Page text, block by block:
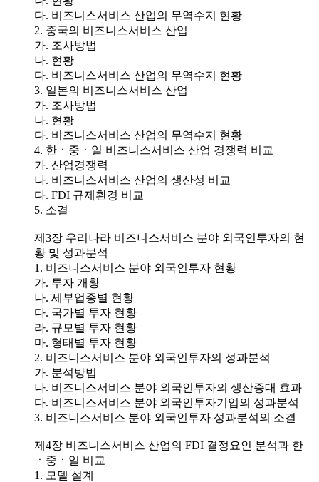
다. 비즈니스서비스 산업의 무역수지 현황
2. 중국의 비즈니스서비스 산업
가. 조사방법
나. 현황
다. 비즈니스서비스 산업의 무역수지 현황
3. 일본의 비즈니스서비스 산업
가. 조사방법
나. 현황
다. 비즈니스서비스 산업의 무역수지 현황
4. 한ㆍ중ㆍ일 비즈니스서비스 산업 경쟁력 비교
가. 산업경쟁력
나. 비즈니스서비스 산업의 생산성 비교
다. FDI 규제환경 비교
5. 소결
제3장 우리나라 비즈니스서비스 분야 외국인투자의 현
황 및 성과분석
1. 비즈니스서비스 분야 외국인투자 현황
가. 투자 개황
나. 세부업종별 현황
다. 국가별 투자 현황
라. 규모별 투자 현황
마. 형태별 투자 현황
2. 비즈니스서비스 분야 외국인투자의 성과분석
가. 분석방법
나. 비즈니스서비스 분야 외국인투자의 생산증대 효과
다. 비즈니스서비스 분야 외국인투자기업의 성과분석
3. 비즈니스서비스 분야 외국인투자 성과분석의 소결
제4장 비즈니스서비스 산업의 FDI 결정요인 분석과 한
ㆍ중ㆍ일 비교
1. 모델 설계